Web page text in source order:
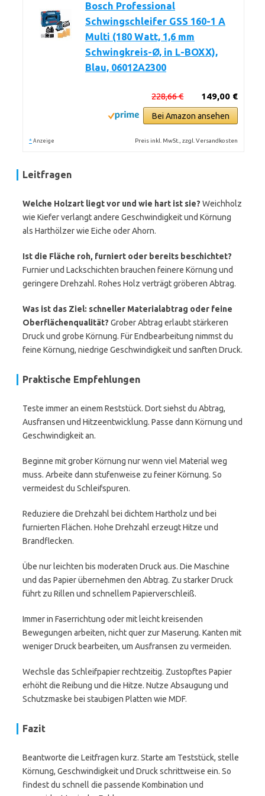
Bosch Professional
Schwingschleifer GSS 160-1 A
Multi (180 Watt, 1,6 mm
Schwingkreis-Ø, in L-BOXX),
Blau, 06012A2300
149,00 €
228,66 €
Bei Amazon ansehen
* Anzeige Preis inkl. MwSt., zzgl. Versandkosten
Leitfragen
Welche Holzart liegt vor und wie hart ist sie? Weichholz
wie Kiefer verlangt andere Geschwindigkeit und Körnung
als Harthölzer wie Eiche oder Ahorn.
Ist die Fläche roh, furniert oder bereits beschichtet?
Furnier und Lackschichten brauchen feinere Körnung und
geringere Drehzahl. Rohes Holz verträgt gröberen Abtrag.
Was ist das Ziel: schneller Materialabtrag oder feine
Oberflächenqualität? Grober Abtrag erlaubt stärkeren
Druck und grobe Körnung. Für Endbearbeitung nimmst du
feine Körnung, niedrige Geschwindigkeit und sanften Druck.
Praktische Empfehlungen
Teste immer an einem Reststück. Dort siehst du Abtrag,
Ausfransen und Hitzeentwicklung. Passe dann Körnung und
Geschwindigkeit an.
Beginne mit grober Körnung nur wenn viel Material weg
muss. Arbeite dann stufenweise zu feiner Körnung. So
vermeidest du Schleifspuren.
Reduziere die Drehzahl bei dichtem Hartholz und bei
furnierten Flächen. Hohe Drehzahl erzeugt Hitze und
Brandflecken.
Übe nur leichten bis moderaten Druck aus. Die Maschine
und das Papier übernehmen den Abtrag. Zu starker Druck
führt zu Rillen und schnellem Papierverschleiß.
Immer in Faserrichtung oder mit leicht kreisenden
Bewegungen arbeiten, nicht quer zur Maserung. Kanten mit
weniger Druck bearbeiten, um Ausfransen zu vermeiden.
Wechsle das Schleifpapier rechtzeitig. Zustopftes Papier
erhöht die Reibung und die Hitze. Nutze Absaugung und
Schutzmaske bei staubigen Platten wie MDF.
Fazit
Beantworte die Leitfragen kurz. Starte am Teststück, stelle
Körnung, Geschwindigkeit und Druck schrittweise ein. So
findest du schnell die passende Kombination und